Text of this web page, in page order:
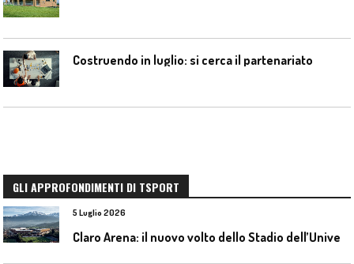
Costruendo in luglio: si cerca il partenariato
GLI APPROFONDIMENTI DI TSPORT
5 Luglio 2026